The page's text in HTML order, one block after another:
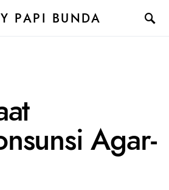
PAPI BUNDA
Agar-